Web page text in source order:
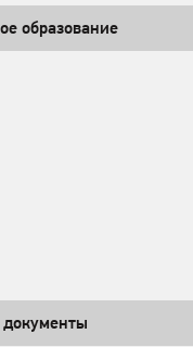
образование
документы